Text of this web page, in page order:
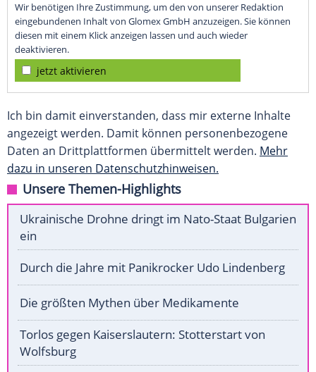
Wir benötigen Ihre Zustimmung, um den von unserer Redaktion
eingebundenen Inhalt von Glomex GmbH anzuzeigen. Sie können
diesen mit einem Klick anzeigen lassen und auch wieder
deaktivieren.
jetzt aktivieren
Ich bin damit einverstanden, dass mir externe Inhalte
angezeigt werden. Damit können personenbezogene
Daten an Drittplattformen übermittelt werden. Mehr
dazu in unseren Datenschutzhinweisen.
Unsere Themen-Highlights
Ukrainische Drohne dringt im Nato-Staat Bulgarien
ein
Durch die Jahre mit Panikrocker Udo Lindenberg
Die größten Mythen über Medikamente
Torlos gegen Kaiserslautern: Stotterstart von
Wolfsburg